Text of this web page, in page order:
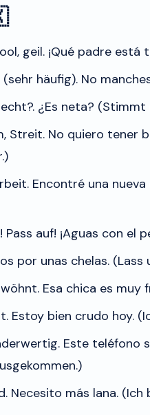
geil. ¡Qué padre está
häufig). No
¿Es neta? (Stimmt
Streit. No quiero tener
Encontré una nueva
auf! ¡Aguas con el
por unas chelas. (Lass
Esa chica es muy
Estoy bien crudo hoy.
Este teléfono
Necesito más lana. (Ich